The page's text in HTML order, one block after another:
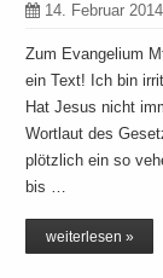
14. Februar 2014
Zum Evangelium
ein Text! Ich bin
Hat Jesus nicht
Wortlaut des
plötzlich ein so
bis …
weiterlesen »